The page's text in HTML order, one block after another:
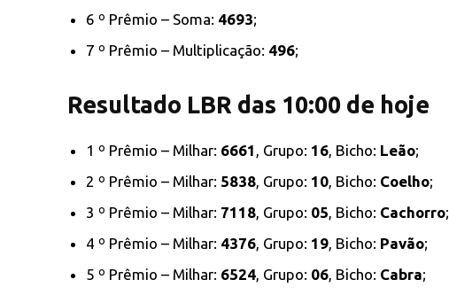
6 º Prêmio – Soma: 4693;
7 º Prêmio – Multiplicação: 496;
Resultado LBR das 10:00 de hoje
1 º Prêmio – Milhar: 6661 , Grupo: 16, Bicho: Leão;
2 º Prêmio – Milhar: 5838, Grupo: 10, Bicho: Coelho;
3 º Prêmio – Milhar: 7118, Grupo: 05, Bicho: Cachorro;
4 º Prêmio – Milhar: 4376, Grupo: 19, Bicho: Pavão;
5 º Prêmio – Milhar: 6524, Grupo: 06, Bicho: Cabra;